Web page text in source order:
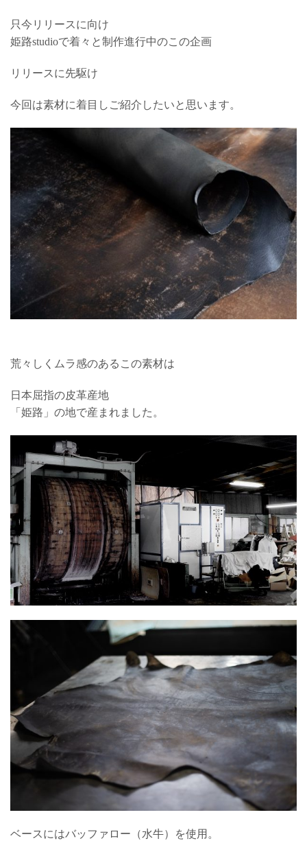
只今リリースに向け
姫路studioで着々と制作進行中のこの企画
リリースに先駆け
今回は素材に着目しご紹介したいと思います。
荒々しくムラ感のあるこの素材は
日本屈指の皮革産地
「姫路」の地で産まれました。
ベースにはバッファロー（水牛）を使用。